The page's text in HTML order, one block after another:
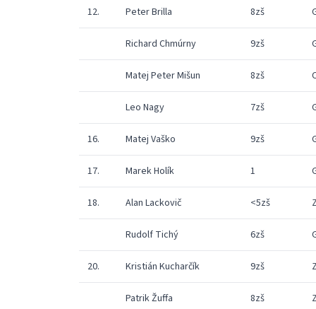
12. Peter Brilla 8zš
Richard Chmúrny 9zš
Matej Peter Mišun 8zš
Leo Nagy 7zš
16. Matej Vaško 9zš
17. Marek Holík 1
18. Alan Lackovič <5zš
Rudolf Tichý 6zš
20. Kristián Kucharčík 9zš
Patrik Žuffa 8zš